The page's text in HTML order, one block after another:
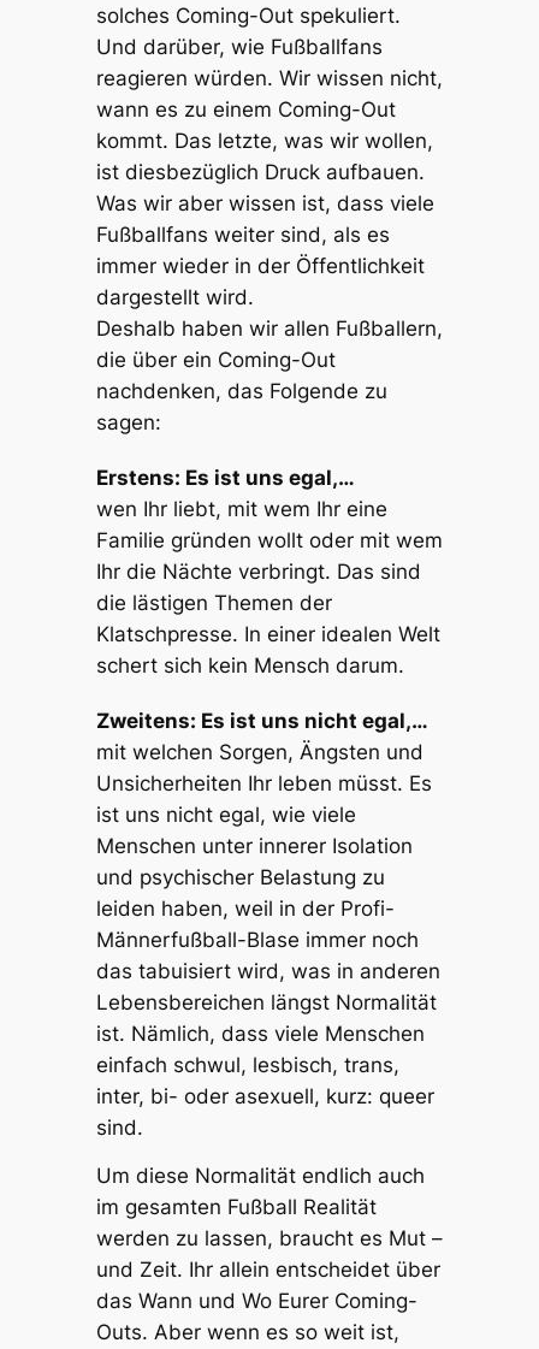
solches Coming-Out spekuliert.
Und darüber, wie Fußballfans
reagieren würden. Wir wissen nicht,
wann es zu einem Coming-Out
kommt. Das letzte, was wir wollen,
ist diesbezüglich Druck aufbauen.
Was wir aber wissen ist, dass viele
Fußballfans weiter sind, als es
immer wieder in der Öffentlichkeit
dargestellt wird.
Deshalb haben wir allen Fußballern,
die über ein Coming-Out
nachdenken, das Folgende zu
sagen:
Erstens: Es ist uns egal,…
wen Ihr liebt, mit wem Ihr eine
Familie gründen wollt oder mit wem
Ihr die Nächte verbringt. Das sind
die lästigen Themen der
Klatschpresse. In einer idealen Welt
schert sich kein Mensch darum.
Zweitens: Es ist uns nicht egal,…
mit welchen Sorgen, Ängsten und
Unsicherheiten Ihr leben müsst. Es
ist uns nicht egal, wie viele
Menschen unter innerer Isolation
und psychischer Belastung zu
leiden haben, weil in der Profi-
Männerfußball-Blase immer noch
das tabuisiert wird, was in anderen
Lebensbereichen längst Normalität
ist. Nämlich, dass viele Menschen
einfach schwul, lesbisch, trans,
inter, bi- oder asexuell, kurz: queer
sind.
Um diese Normalität endlich auch
im gesamten Fußball Realität
werden zu lassen, braucht es Mut –
und Zeit. Ihr allein entscheidet über
das Wann und Wo Eurer Coming-
Outs. Aber wenn es so weit ist,